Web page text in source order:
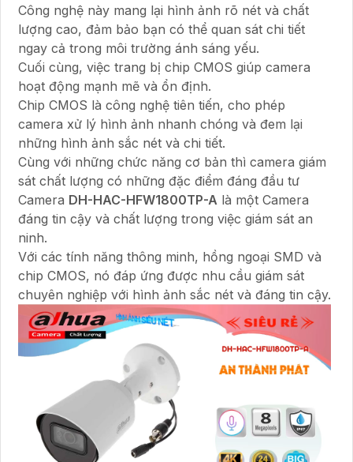
Công nghệ này mang lại hình ảnh rõ nét và chất
lượng cao, đảm bảo bạn có thể quan sát chi tiết
ngay cả trong môi trường ánh sáng yếu.
Cuối cùng, việc trang bị chip CMOS giúp camera
hoạt động mạnh mẽ và ổn định.
Chip CMOS là công nghệ tiên tiến, cho phép
camera xử lý hình ảnh nhanh chóng và đem lại
những hình ảnh sắc nét và chi tiết.
Cùng với những chức năng cơ bản thì camera giám
sát chất lượng có những đặc điểm đáng đầu tư
Camera DH-HAC-HFW1800TP-A là một Camera
đáng tin cậy và chất lượng trong việc giám sát an
ninh.
Với các tính năng thông minh, hồng ngoại SMD và
chip CMOS, nó đáp ứng được nhu cầu giám sát
chuyên nghiệp với hình ảnh sắc nét và đáng tin cậy.